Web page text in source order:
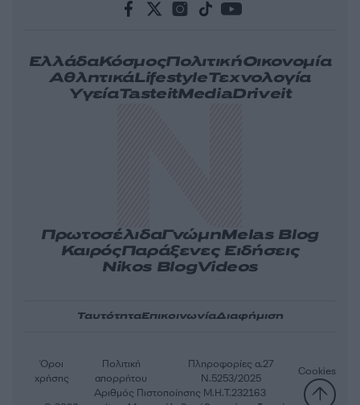
ΕλλάδαΚόσμοςΠολιτικήΟικονομία
ΑθλητικάLifestyleΤεχνολογία
ΥγείαTasteitMediaDriveit
ΠρωτοσέλιδαΓνώμηMelas Blog
ΚαιρόςΠαράξενες Ειδήσεις
Nikos BlogVideos
ΤαυτότηταΕπικοινωνίαΔιαφήμιση
Αριθμός Πιστοποίησης Μ.Η.Τ.232163
Όροι
χρήσης
Πολιτική
απορρήτου
Πληροφορίες α.27
Ν.5253/2025
Cookies